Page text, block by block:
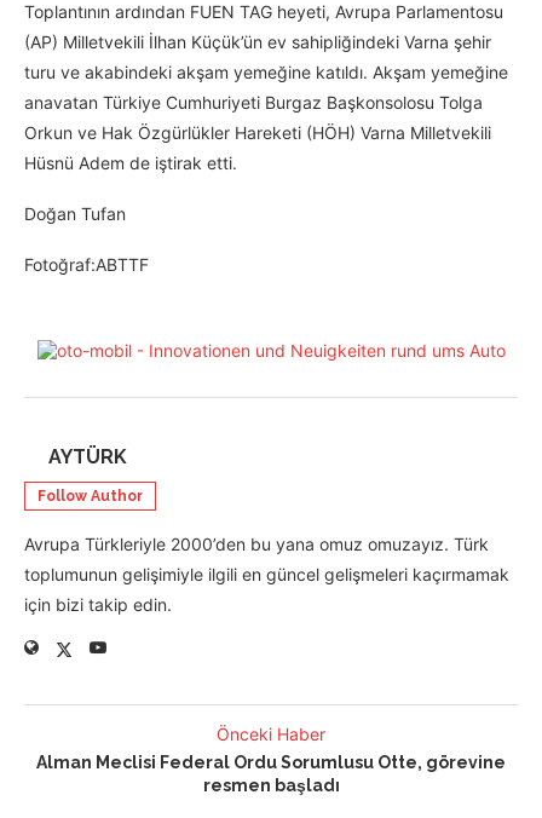
Toplantının ardından FUEN TAG heyeti, Avrupa Parlamentosu
(AP) Milletvekili İlhan Küçük’ün ev sahipliğindeki Varna şehir
turu ve akabindeki akşam yemeğine katıldı. Akşam yemeğine
anavatan Türkiye Cumhuriyeti Burgaz Başkonsolosu Tolga
Orkun ve Hak Özgürlükler Hareketi (HÖH) Varna Milletvekili
Hüsnü Adem de iştirak etti.
Doğan Tufan
Fotoğraf:ABTTF
AYTÜRK
Follow Author
Avrupa Türkleriyle 2000’den bu yana omuz omuzayız. Türk
toplumunun gelişimiyle ilgili en güncel gelişmeleri kaçırmamak
için bizi takip edin.
Önceki Haber
Alman Meclisi Federal Ordu Sorumlusu Otte, görevine
resmen başladı